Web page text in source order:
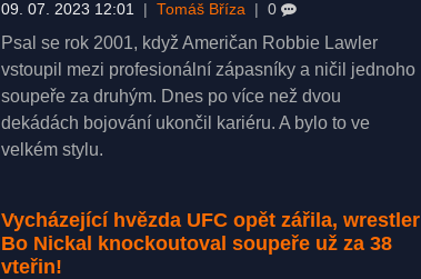
09. 07. 2023 12:01 Tomáš Bříza 0
Psal se rok 2001, když Američan Robbie Lawler
vstoupil mezi profesionální zápasníky a ničil jednoho
soupeře za druhým. Dnes po více než dvou
dekádách bojování ukončil kariéru. A bylo to ve
velkém stylu.
Vycházející hvězda UFC opět zářila, wrestler
Bo Nickal knockoutoval soupeře už za 38
vteřin!